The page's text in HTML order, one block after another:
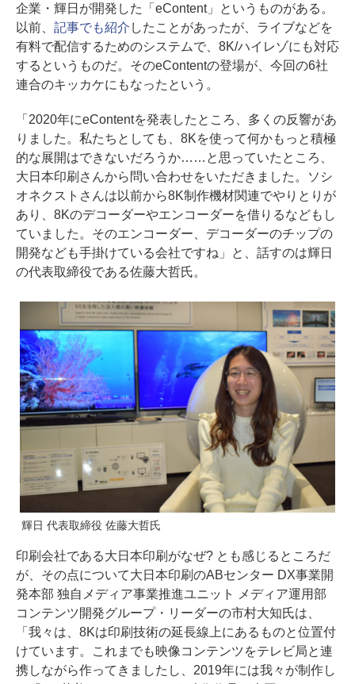
企業・輝日が開発した「eContent」というものがある。
以前、 記事でも紹介 したことがあったが、ライブなどを
有料で配信するためのシステムで、8K/ハイレゾにも対応
するというものだ。そのeContentの登場が、今回の6社
連合のキッカケにもなったという。
「2020年にeContentを発表したところ、多くの反響があ
りました。私たちとしても、8Kを使って何かもっと積極
的な展開はできないだろうか……と思っていたところ、
大日本印刷さんから問い合わせをいただきました。ソシ
オネクストさんは以前から8K制作機材関連でやりとりが
あり、8Kのデコーダーやエンコーダーを借りるなどもし
ていました。そのエンコーダー、デコーダーのチップの
開発なども手掛けている会社ですね」と、話すのは輝日
の代表取締役である佐藤大哲氏。
輝日 代表取締役 佐藤大哲氏
印刷会社である大日本印刷がなぜ? とも感じるところだ
が、その点について大日本印刷のABセンター DX事業開
発本部 独自メディア事業推進ユニット メディア運用部
コンテンツ開発グループ・リーダーの市村大知氏は、
「我々は、8Kは印刷技術の延長線上にあるものと位置付
けています。これまでも映像コンテンツをテレビ局と連
携しながら作ってきましたし、2019年には我々が制作し